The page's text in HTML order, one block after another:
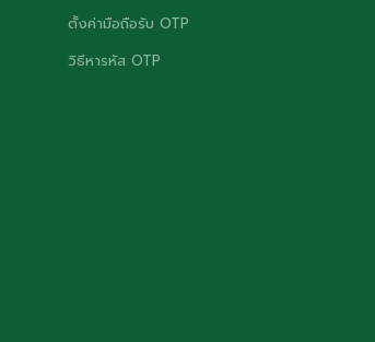
ตั้งค่ามือถือรับ OTP
วิธีหารหัส OTP